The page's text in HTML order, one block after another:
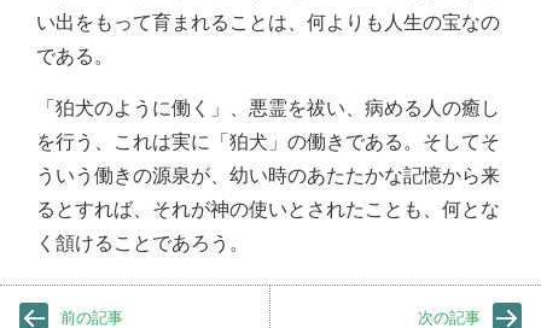
い出をもって育まれることは、何よりも人生の宝なの
である。
「狛犬のように働く」、悪霊を祓い、病める人の癒し
を行う、これは実に「狛犬」の働きである。そしてそ
ういう働きの源泉が、幼い時のあたたかな記憶から来
るとすれば、それが神の使いとされたことも、何とな
く頷けることであろう。
前の記事 次の記事